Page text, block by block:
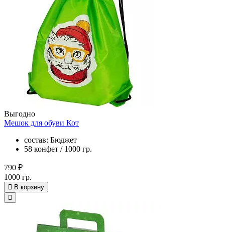
Выгодно
Мешок для обуви Кот
состав: Бюджет
58 конфет / 1000 гр.
790 ₽
1000 гр.
В корзину